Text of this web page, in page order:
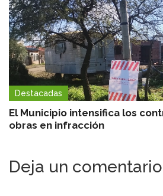
Destacadas
El Municipio intensifica los
obras en infracción
Deja un comentario